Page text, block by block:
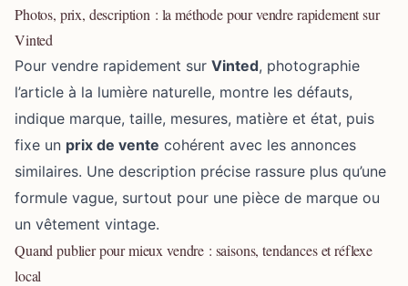
Photos, prix, description : la méthode pour vendre rapidement sur
Vinted
Pour vendre rapidement sur Vinted, photographie
l’article à la lumière naturelle, montre les défauts,
indique marque, taille, mesures, matière et état, puis
fixe un prix de vente cohérent avec les annonces
similaires. Une description précise rassure plus qu’une
formule vague, surtout pour une pièce de marque ou
un vêtement vintage.
Quand publier pour mieux vendre : saisons, tendances et réflexe
local